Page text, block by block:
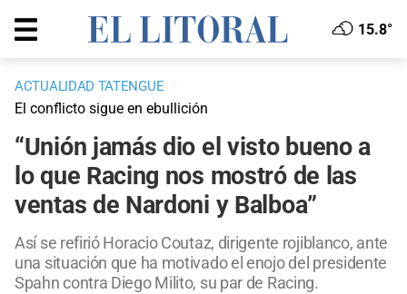
15.8°
ACTUALIDAD TATENGUE
El conflicto sigue en ebullición
“Unión jamás dio el visto bueno a
lo que Racing nos mostró de las
ventas de Nardoni y Balboa”
Así se refirió Horacio Coutaz, dirigente rojiblanco, ante
una situación que ha motivado el enojo del presidente
Spahn contra Diego Milito, su par de Racing.